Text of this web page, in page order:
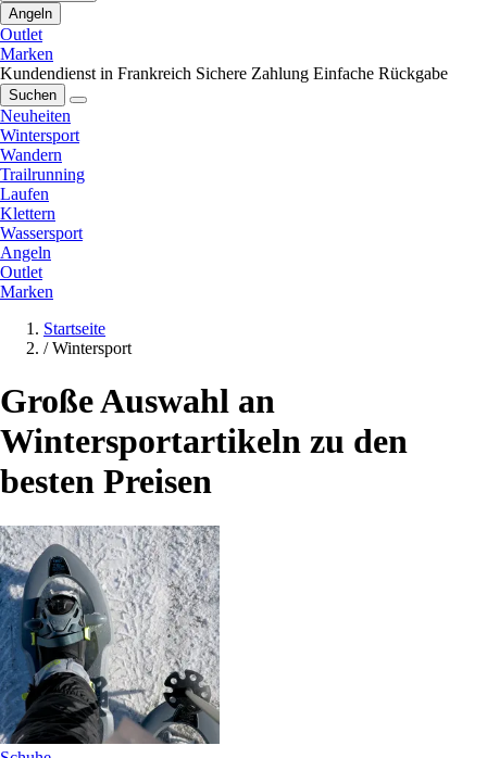
Angeln
Outlet
Marken
Kundendienst in Frankreich Sichere Zahlung Einfache Rückgabe
Suchen
Neuheiten
Wintersport
Wandern
Trailrunning
Laufen
Klettern
Wassersport
Angeln
Outlet
Marken
Startseite
/ Wintersport
Große Auswahl an
Wintersportartikeln zu den
besten Preisen